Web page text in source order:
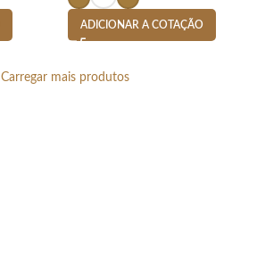
ADICIONAR A COTAÇÃO
Carregar mais produtos